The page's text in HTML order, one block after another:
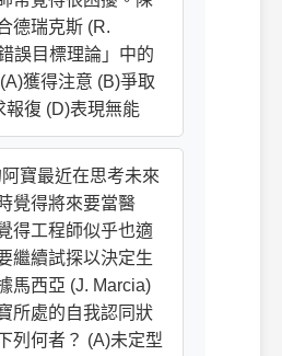
德瑞克斯 (R.
誤目標理論」中的
獲得注意 (B)爭取
報復 (D)表現無能
寶最近在思考未來
覺得將來要當醫
得工程師似乎也適
繼續試探以決定生
馬西亞 (J. Marcia)
所處的自我認同狀
列何者？ (A)未定型